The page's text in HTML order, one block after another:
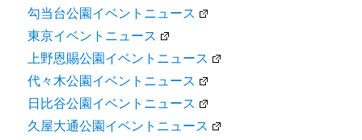
勾当台公園イベントニュース
東京イベントニュース
上野恩賜公園イベントニュース
代々木公園イベントニュース
日比谷公園イベントニュース
久屋大通公園イベントニュース